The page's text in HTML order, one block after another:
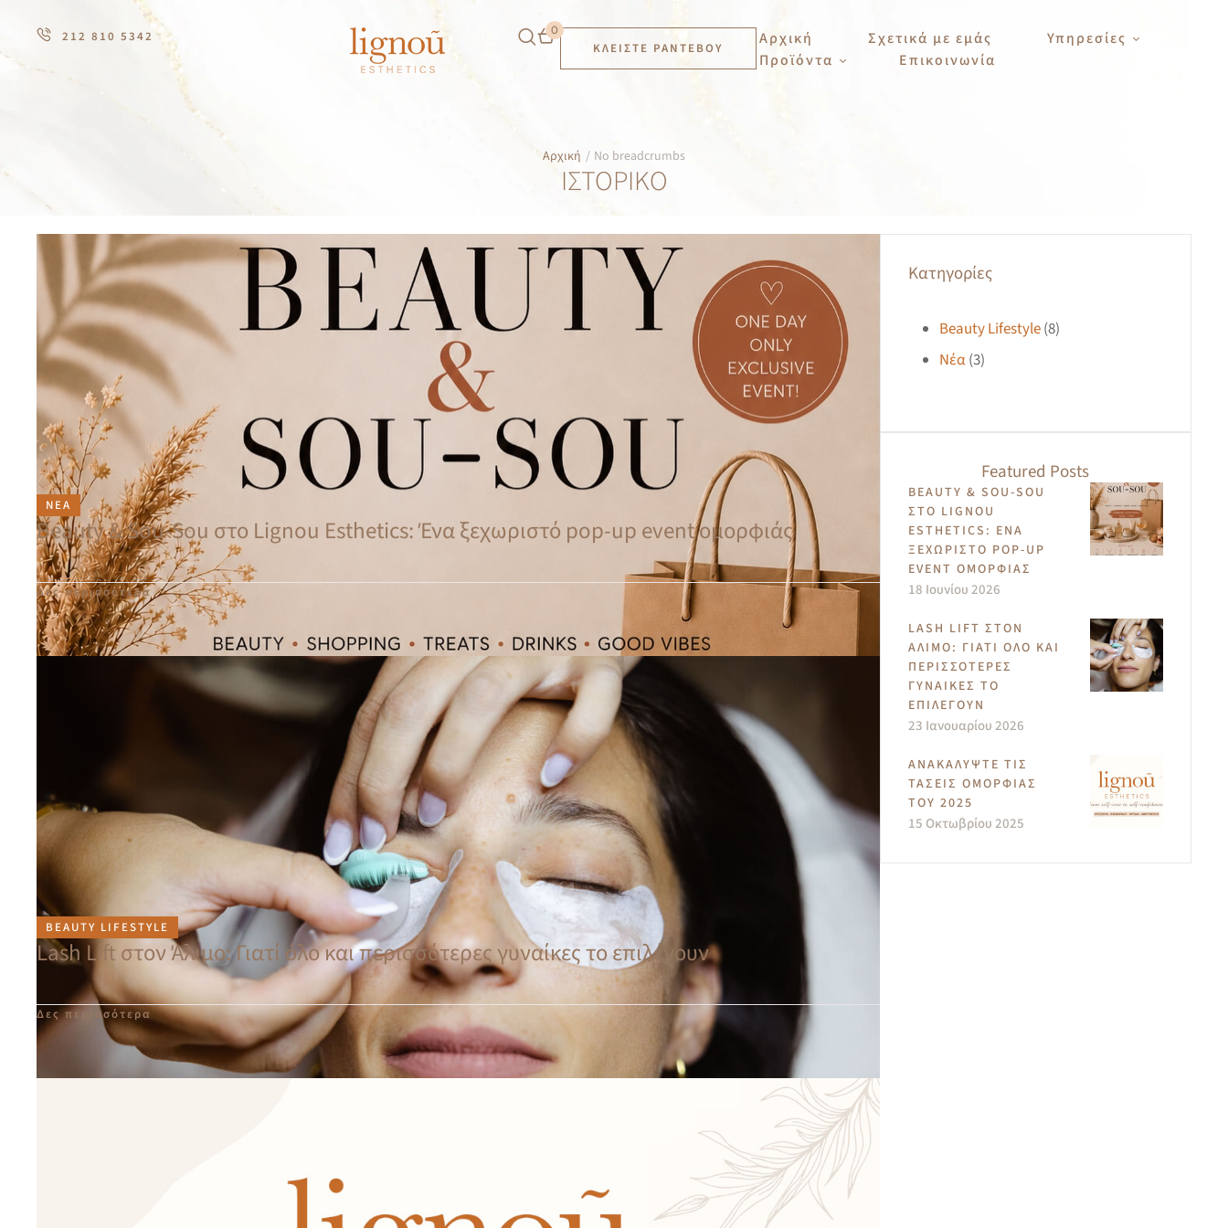
212 810 5342 0
ΚΛΕΊΣΤΕ ΡΑΝΤΕΒΟΎ Αρχική Σχετικά με εμάς
Υπηρεσίες
Προϊόντα
Επικοινωνία
Αρχική / No breadcrumbs
ΙΣΤΟΡΙΚΌ
ΝΈΑ
Beauty & Sou-Sou στο Lignou Esthetics: Ένα ξεχωριστό pop-up event ομορφιάς
Δες περισσότερα
BEAUTY LIFESTYLE
Lash Lift στον Άλιμο: Γιατί όλο και περισσότερες γυναίκες το επιλέγουν
Δες περισσότερα
Kατηγορίες
Beauty Lifestyle(8)
Νέα(3)
Featured Posts
BEAUTY & SOU-SOU
ΣΤΟ LIGNOU
ESTHETICS: ΈΝΑ
ΞΕΧΩΡΙΣΤΌ POP-UP
EVENT ΟΜΟΡΦΙΆΣ
18 Ιουνίου 2026
LASH LIFT ΣΤΟΝ
ΆΛΙΜΟ: ΓΙΑΤΊ ΌΛΟ ΚΑΙ
ΠΕΡΙΣΣΌΤΕΡΕΣ
ΓΥΝΑΊΚΕΣ ΤΟ
ΕΠΙΛΈΓΟΥΝ
23 Ιανουαρίου 2026
ΑΝΑΚΑΛΎΨΤΕ ΤΙΣ
ΤΆΣΕΙΣ ΟΜΟΡΦΙΆΣ
ΤΟΥ 2025
15 Οκτωβρίου 2025